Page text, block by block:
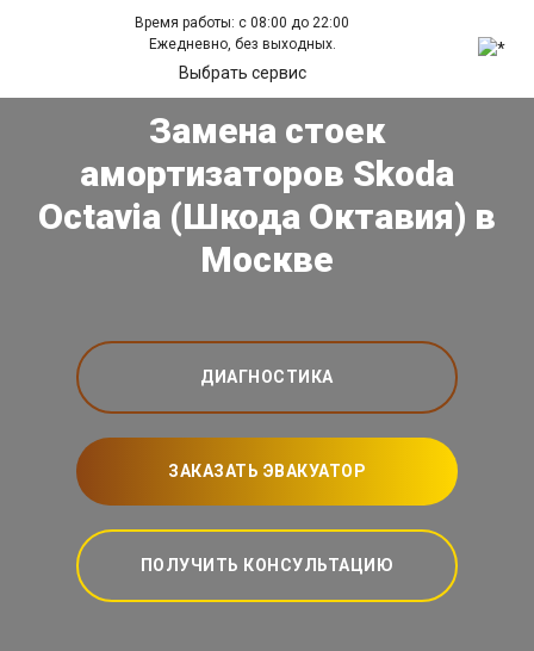
Время работы: с 08:00 до 22:00
Ежедневно, без выходных.
Выбрать сервис
Замена стоек
амортизаторов Skoda
Octavia (Шкода Октавия) в
Москве
ДИАГНОСТИКА
ЗАКАЗАТЬ ЭВАКУАТОР
ПОЛУЧИТЬ КОНСУЛЬТАЦИЮ